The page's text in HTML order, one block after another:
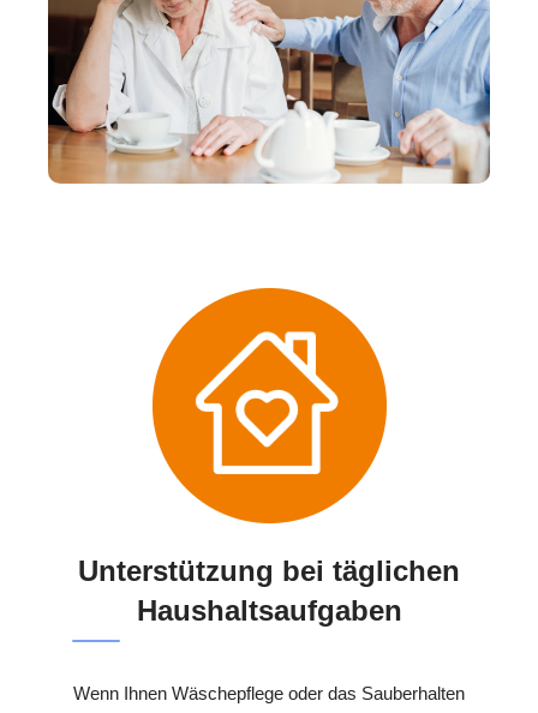
Unterstützung bei täglichen
Haushaltsaufgaben
Wenn Ihnen Wäschepflege oder das Sauberhalten